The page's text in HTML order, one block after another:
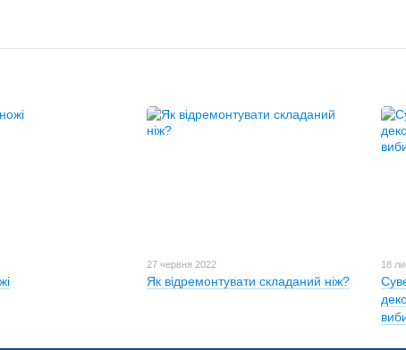
27 червня 2022
Як відремонтувати складаний ніж?
18